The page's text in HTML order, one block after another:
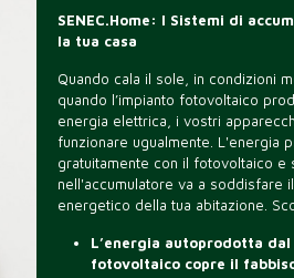
SENEC.Home: I Sistemi di
la tua casa
Quando cala il sole, in condizioni
quando l’impianto fotovoltaico
energia elettrica, i vostri
funzionare ugualmente. L'energia
gratuitamente con il fotovoltaico e
nell'accumulatore va a soddisfare
energetico della tua abitazione.
L’energia autoprodotta dal
fotovoltaico copre il